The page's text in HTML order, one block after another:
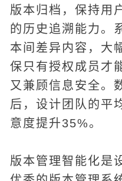
版本归档，保持用
的历史追溯能力。
本间差异内容，大
保只有授权成员才
又兼顾信息安全。
后，设计团队的平
意度提升35%。
版本管理智能化是